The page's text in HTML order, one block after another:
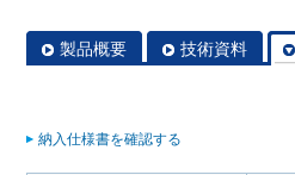
製品概要 技術資料
納入仕様書を確認する